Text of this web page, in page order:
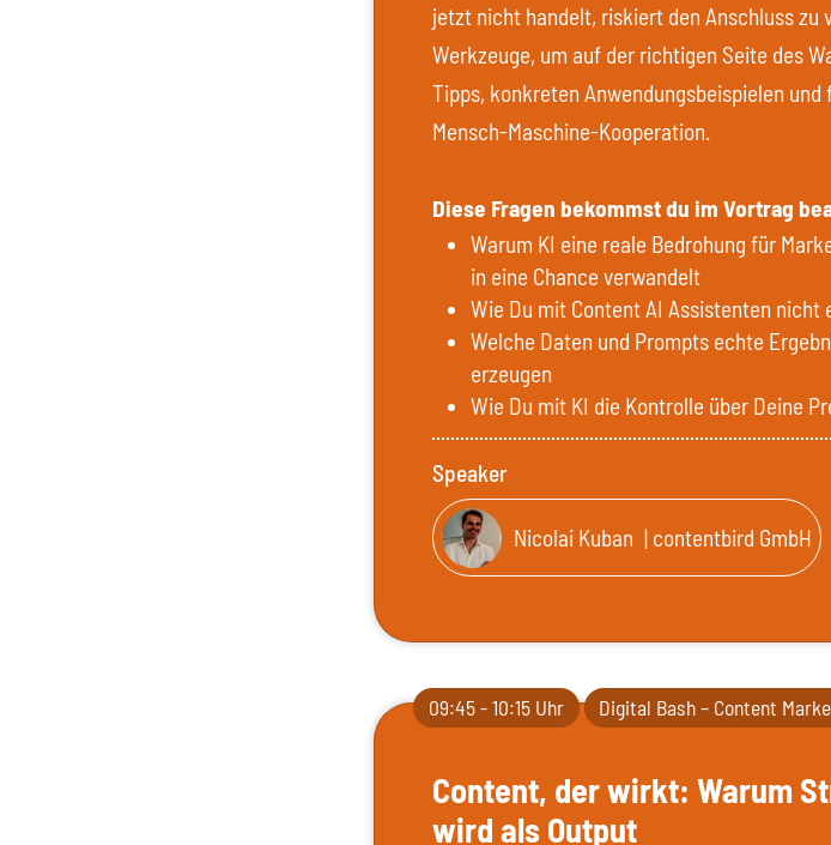
jetzt nicht handelt, riskiert den Anschluss zu
Werkzeuge, um auf der richtigen Seite des
Tipps, konkreten Anwendungsbeispielen
Mensch-Maschine-Kooperation.
Diese Fragen bekommst du im Vortrag
Warum KI eine reale Bedrohung für
in eine Chance verwandelt
Wie Du mit Content AI Assistenten
Welche Daten und Prompts echte
erzeugen
Wie Du mit KI die Kontrolle über Deine
Speaker
Nicolai Kuban | contentbird GmbH
09:45 - 10:15 Uhr Digital Bash – Content
Content, der wirkt: Warum
wird als Output